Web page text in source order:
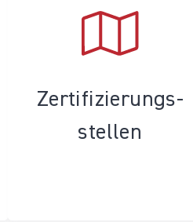
Zertifizierungs­
stellen